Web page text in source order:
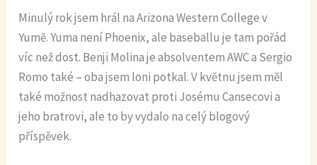
Minulý rok jsem hrál na Arizona Western College v
Yumě. Yuma není Phoenix, ale baseballu je tam pořád
víc než dost. Benji Molina je absolventem AWC a Sergio
Romo také – oba jsem loni potkal. V květnu jsem měl
také možnost nadhazovat proti Josému Cansecovi a
jeho bratrovi, ale to by vydalo na celý blogový
příspěvek.